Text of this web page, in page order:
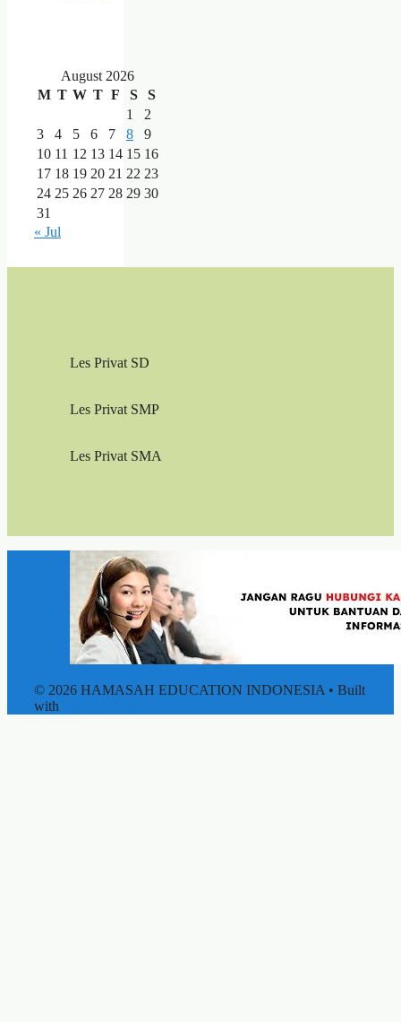
August 2026
M T W T F S
S
1
2
3
4 5 6 7 8
9
10 11 12 13 14 15 16
17 18 19 20 21 22 23
24 25 26 27 28 29 30
31
« Jul
Les Privat SD
Les Privat SMP
Les Privat SMA
© 2026 HAMASAH EDUCATION INDONESIA • Built
with